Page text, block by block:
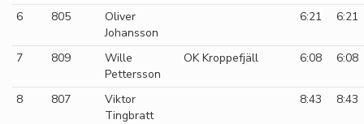
6 805
Oliver
Johansson
6:21 6:21
7 809
Wille
Pettersson
OK Kroppefjäll 6:08 6:08
8 807
Viktor
Tingbratt
8:43 8:43